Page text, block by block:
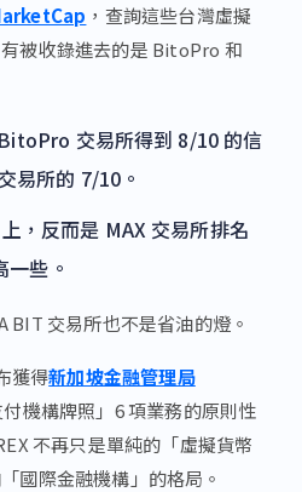
，查詢這些台灣虛擬
被收錄進去的是 BitoPro 和
交易所得到 8/10 的信
易所的 7/10。
，反而是 MAX 交易所排名
些。
BIT 交易所也不是省油的燈。
獲得新加坡金融管理局
付機構牌照」6 項業務的原則性
不再只是單純的「虛擬貨幣
國際金融機構」的格局。